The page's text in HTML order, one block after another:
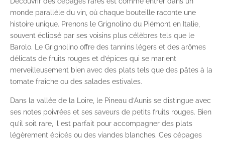
monde parallèle du vin, où chaque bouteille raconte une
histoire unique. Prenons le Grignolino du Piémont en Italie,
souvent éclipsé par ses voisins plus célèbres tels que le
Barolo. Le Grignolino offre des tannins légers et des arômes
délicats de fruits rouges et d’épices qui se marient
merveilleusement bien avec des plats tels que des pâtes à la
tomate fraîche ou des salades estivales.
Dans la vallée de la Loire, le Pineau d’Aunis se distingue avec
ses notes poivrées et ses saveurs de petits fruits rouges. Bien
qu’il soit rare, il est parfait pour accompagner des plats
légèrement épicés ou des viandes blanches. Ces cépages